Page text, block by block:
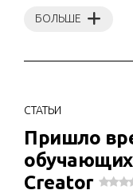
БОЛЬШЕ
СТАТЬИ
Пришло
Creator